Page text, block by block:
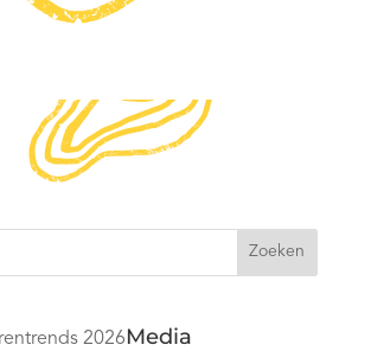
Zoeken
2026Media